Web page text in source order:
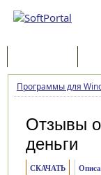
Программы для
Отзывы
деньги
СКАЧАТЬ